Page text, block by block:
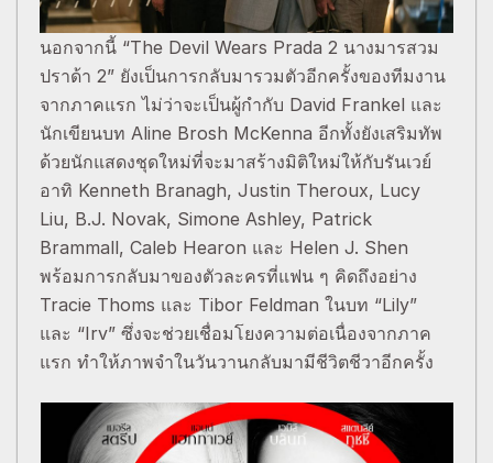
นอกจากนี้ “The Devil Wears Prada 2 นางมารสวม
ปราด้า 2” ยังเป็นการกลับมารวมตัวอีกครั้งของทีมงาน
จากภาคแรก ไม่ว่าจะเป็นผู้กำกับ David Frankel และ
นักเขียนบท Aline Brosh McKenna อีกทั้งยังเสริมทัพ
ด้วยนักแสดงชุดใหม่ที่จะมาสร้างมิติใหม่ให้กับรันเวย์
อาทิ Kenneth Branagh, Justin Theroux, Lucy
Liu, B.J. Novak, Simone Ashley, Patrick
Brammall, Caleb Hearon และ Helen J. Shen
พร้อมการกลับมาของตัวละครที่แฟน ๆ คิดถึงอย่าง
Tracie Thoms และ Tibor Feldman ในบท “Lily”
และ “Irv” ซึ่งจะช่วยเชื่อมโยงความต่อเนื่องจากภาค
แรก ทำให้ภาพจำในวันวานกลับมามีชีวิตชีวาอีกครั้ง